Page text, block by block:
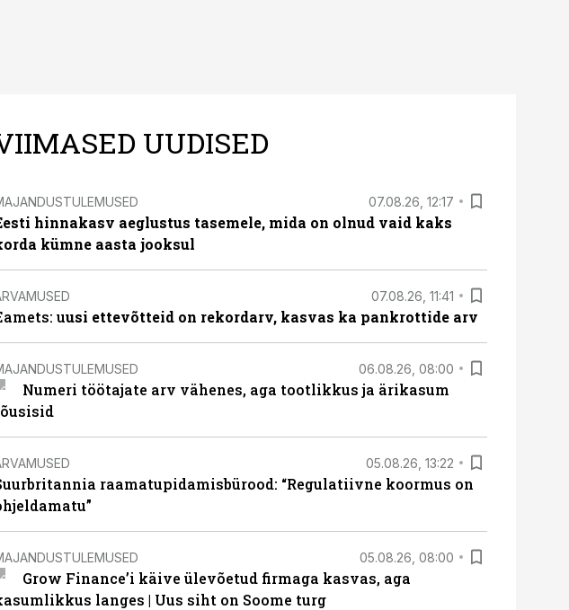
UUDISED
07.08.26, 12:17
hinnakasv aeglustus tasemele, mida on olnud vaid kaks
kümne aasta jooksul
07.08.26, 11:41
uusi ettevõtteid on rekordarv, kasvas ka pankrottide arv
06.08.26, 08:00
Numeri töötajate arv vähenes, aga tootlikkus ja ärikasum
05.08.26, 13:22
raamatupidamisbürood: “Regulatiivne koormus on
05.08.26, 08:00
Grow Finance’i käive ülevõetud firmaga kasvas, aga
langes | Uus siht on Soome turg